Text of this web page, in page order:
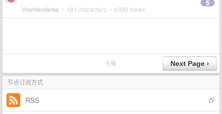
VforVendetta • 181 characters • 6380 views
5
1/6
节点订阅方式
RSS